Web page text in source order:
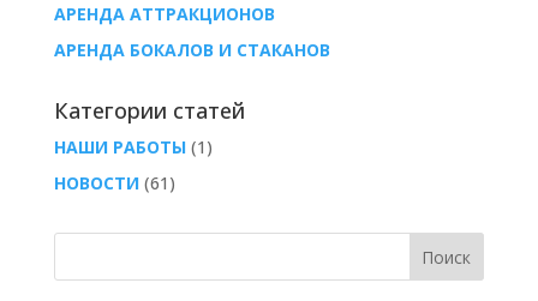
АРЕНДА АТТРАКЦИОНОВ
АРЕНДА БОКАЛОВ И СТАКАНОВ
Категории статей
НАШИ РАБОТЫ(1)
НОВОСТИ(61)